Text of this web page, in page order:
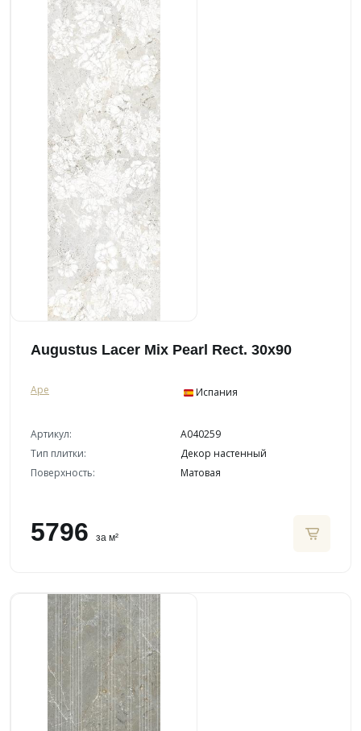
Augustus Lacer Mix Pearl Rect. 30x90
Ape Испания
Артикул:
A040259
Тип плитки:
Декор настенный
Поверхность:
Матовая
5796 за м²